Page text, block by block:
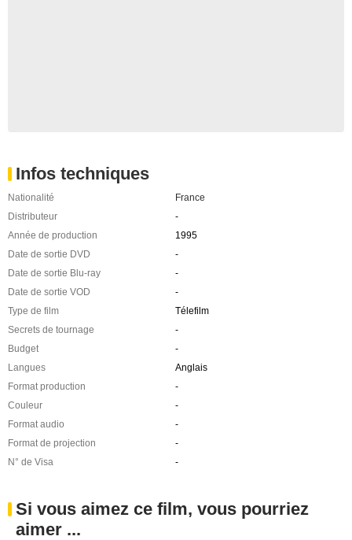
Infos techniques
Nationalité
France
Distributeur
-
Année de production
1995
Date de sortie DVD
-
Date de sortie Blu-ray
-
Date de sortie VOD
-
Type de film
Télefilm
Secrets de tournage
-
Budget
-
Langues
Anglais
Format production
-
Couleur
-
Format audio
-
Format de projection
-
N° de Visa
-
Si vous aimez ce film, vous pourriez
aimer ...